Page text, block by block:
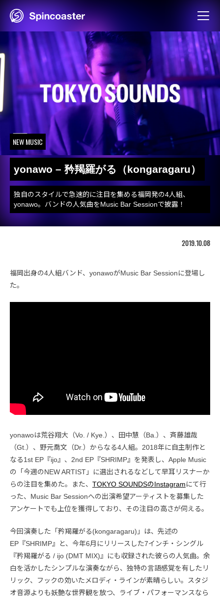
Skip
NEW MUSIC
yonawo – 矜羯羅がる（kongaragaru）
独自のスタイルで急速的に注目を集める福岡発の4人組、
yonawo。バンドの人気曲をMusic Bar Sessionで披露！
2019.10.08
福岡出身の4人組バンド、yonawoがMusic Bar Sessionに登場し
た。
yonawoは荒谷翔大（Vo. / Kye.）、田中慧（Ba.）、斉藤雄哉
（Gt.）、野元喬文（Dr.）からなる4人組。2018年に自主制作と
なる1st EP『ijo』、2nd EP『SHRIMP』を発表し、Apple Music
の「今週のNEW ARTIST」に選出されるなどして早耳リスナーか
らの注目を集めた。また、 TOKYO SOUNDSのInstagramにて行
った、Music Bar Sessionへの出演希望アーティストを募集した
アンケートでも上位を獲得しており、その注目の高さが伺える。
今回演奏した「矜羯羅がる(kongaragaru)」は、先述の
EP『SHRIMP』と、今年6月にリリースした7インチ・シングル
『矜羯羅がる / ijo (DMT MIX)』にも収録された彼らの人気曲。余
白を活かしたシンプルな演奏ながら、独特の言語感覚を有したリ
リック、フックの効いたメロディ・ラインが素晴らしい。スタジ
オ音源よりも妖艶な世界観を放つ、ライブ・パフォーマンスなら